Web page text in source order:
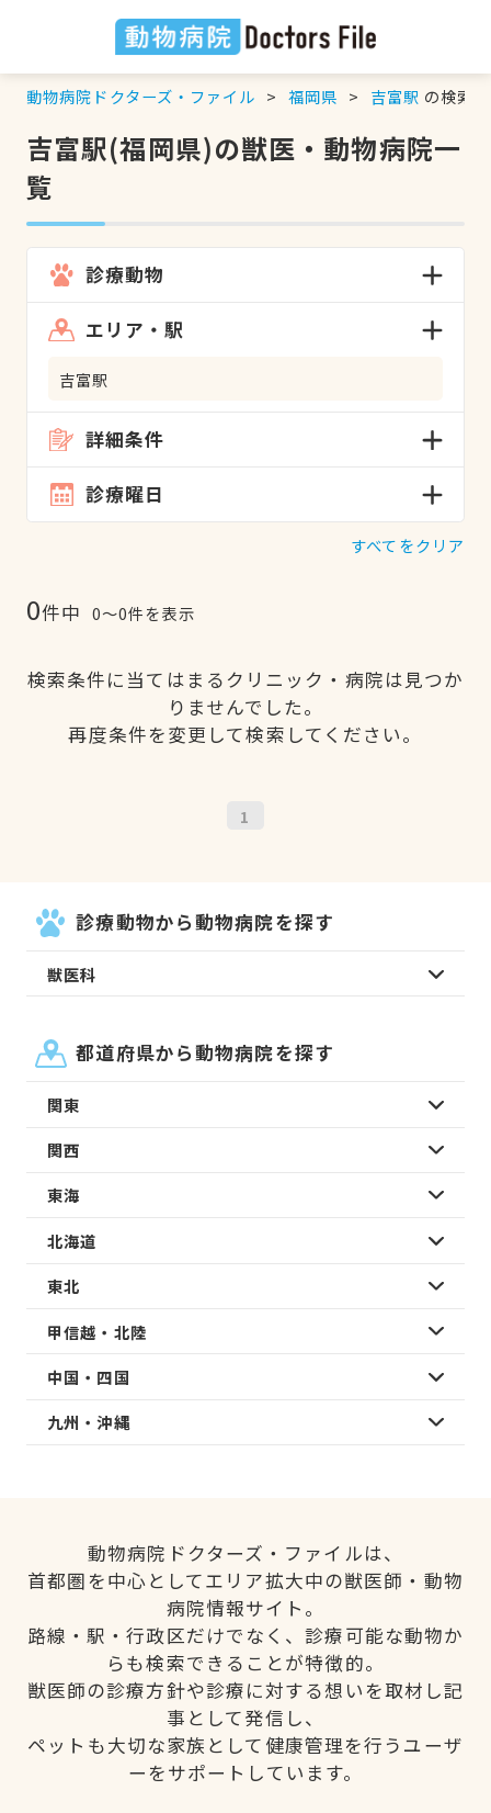
動物病院ドクターズ・ファイル 福岡県 吉富駅 の検索
吉富駅(福岡県)の獣医・動物病院一
覧
診療動物
エリア・駅
吉富駅
詳細条件
診療曜日
すべてをクリア
0件中 0〜0件を表示
検索条件に当てはまるクリニック・病院は見つか
りませんでした。
再度条件を変更して検索してください。
1
診療動物から動物病院を探す
獣医科
都道府県から動物病院を探す
関東
関西
東海
北海道
東北
甲信越・北陸
中国・四国
九州・沖縄
動物病院ドクターズ・ファイルは、
首都圏を中心としてエリア拡大中の獣医師・動物
病院情報サイト。
路線・駅・行政区だけでなく、診療可能な動物か
らも検索できることが特徴的。
獣医師の診療方針や診療に対する想いを取材し記
事として発信し、
ペットも大切な家族として健康管理を行うユーザ
ーをサポートしています。